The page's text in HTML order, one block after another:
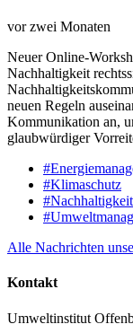
vor zwei Monaten
Neuer Online-
Nachhaltigkeit
neuen Regeln
Kommunikation an,
glaubwürdiger
#Klimaschutz
#Nachhaltigkeit
Alle Nachrichten
Kontakt
Umweltinstitut